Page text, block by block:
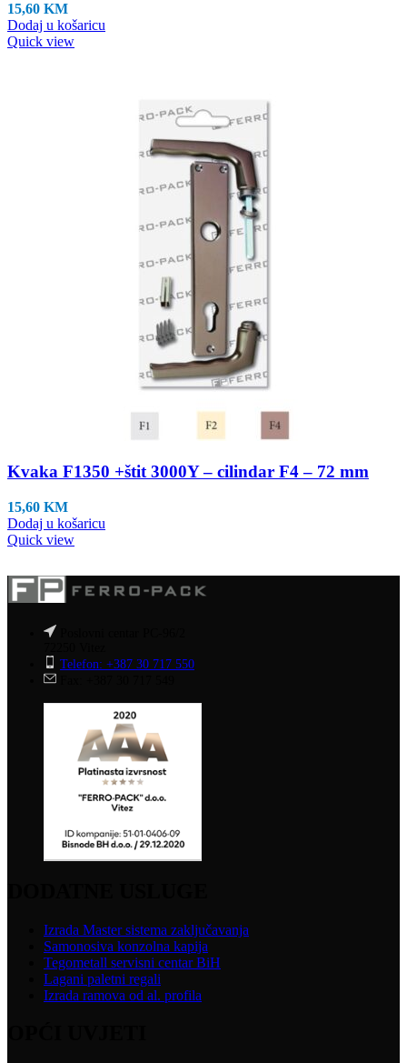
15,60 KM
Dodaj u košaricu
Quick view
Kvaka F1350 +štit 3000Y – cilindar F4 – 72 mm
15,60 KM
Dodaj u košaricu
Quick view
Telefon: +387 30 717 550
Izrada Master sistema zaključavanja
Samonosiva konzolna kapija
Tegometall servisni centar BiH
Lagani paletni regali
Izrada ramova od al. profila